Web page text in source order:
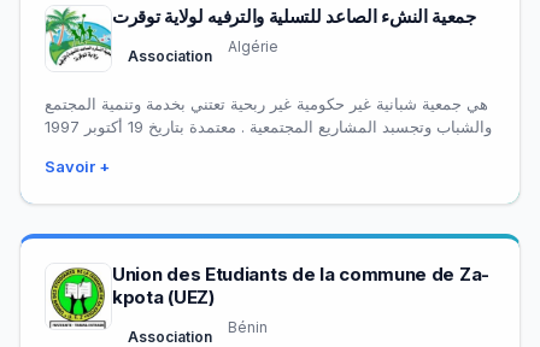
جمعية النشء الصاعد للتسلية والترفيه لولاية توقرت
Association
Algérie
هي جمعية شبانية غير حكومية غير ربحية تعتني بخدمة وتنمية المجتمع
والشباب وتجسبد المشاريع المجتمعية . معتمدة بتاريخ 19 أكتوبر 1997
Savoir +
Union des Etudiants de la commune de Za-
kpota (UEZ)
Association
Bénin